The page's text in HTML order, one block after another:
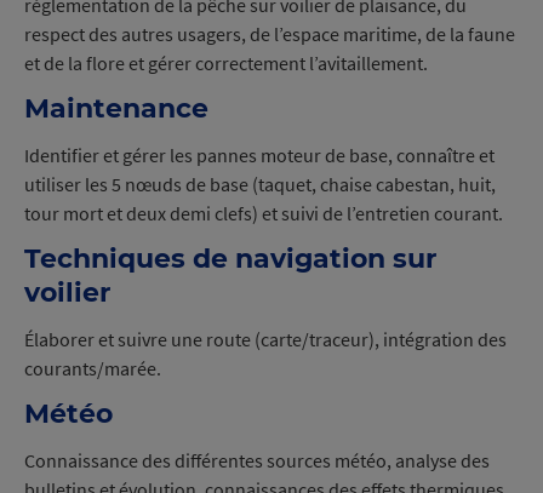
réglementation de la pêche sur voilier de plaisance, du
respect des autres usagers, de l’espace maritime, de la faune
et de la flore et gérer correctement l’avitaillement.
Maintenance
Identifier et gérer les pannes moteur de base, connaître et
utiliser les 5 nœuds de base (taquet, chaise cabestan, huit,
tour mort et deux demi clefs) et suivi de l’entretien courant.
Techniques de navigation sur
voilier
Élaborer et suivre une route (carte/traceur), intégration des
courants/marée.
Météo
Connaissance des différentes sources météo, analyse des